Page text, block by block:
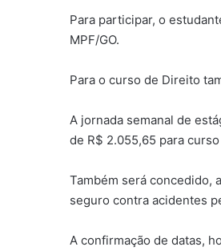
Para participar, o
MPF/GO.
Para o curso de Direito
A jornada semanal de
de R$ 2.055,65 para
Também será concedido,
seguro contra acidentes
A confirmação de datas,